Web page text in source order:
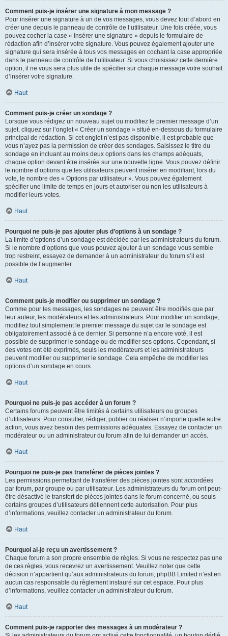
Comment puis-je insérer une signature à mon message ?
Pour insérer une signature à un de vos messages, vous devez tout d’abord en
créer une depuis le panneau de contrôle de l’utilisateur. Une fois créée, vous
pouvez cocher la case « Insérer une signature » depuis le formulaire de
rédaction afin d’insérer votre signature. Vous pouvez également ajouter une
signature qui sera insérée à tous vos messages en cochant la case appropriée
dans le panneau de contrôle de l’utilisateur. Si vous choisissez cette dernière
option, il ne vous sera plus utile de spécifier sur chaque message votre souhait
d’insérer votre signature.
Haut
Comment puis-je créer un sondage ?
Lorsque vous rédigez un nouveau sujet ou modifiez le premier message d’un
sujet, cliquez sur l’onglet « Créer un sondage » situé en-dessous du formulaire
principal de rédaction. Si cet onglet n’est pas disponible, il est probable que
vous n’ayez pas la permission de créer des sondages. Saisissez le titre du
sondage en incluant au moins deux options dans les champs adéquats,
chaque option devant être insérée sur une nouvelle ligne. Vous pouvez définir
le nombre d’options que les utilisateurs peuvent insérer en modifiant, lors du
vote, le nombre des « Options par utilisateur ». Vous pouvez également
spécifier une limite de temps en jours et autoriser ou non les utilisateurs à
modifier leurs votes.
Haut
Pourquoi ne puis-je pas ajouter plus d’options à un sondage ?
La limite d’options d’un sondage est décidée par les administrateurs du forum.
Si le nombre d’options que vous pouvez ajouter à un sondage vous semble
trop restreint, essayez de demander à un administrateur du forum s’il est
possible de l’augmenter.
Haut
Comment puis-je modifier ou supprimer un sondage ?
Comme pour les messages, les sondages ne peuvent être modifiés que par
leur auteur, les modérateurs et les administrateurs. Pour modifier un sondage,
modifiez tout simplement le premier message du sujet car le sondage est
obligatoirement associé à ce dernier. Si personne n’a encore voté, il est
possible de supprimer le sondage ou de modifier ses options. Cependant, si
des votes ont été exprimés, seuls les modérateurs et les administrateurs
peuvent modifier ou supprimer le sondage. Cela empêche de modifier les
options d’un sondage en cours.
Haut
Pourquoi ne puis-je pas accéder à un forum ?
Certains forums peuvent être limités à certains utilisateurs ou groupes
d’utilisateurs. Pour consulter, rédiger, publier ou réaliser n’importe quelle autre
action, vous avez besoin des permissions adéquates. Essayez de contacter un
modérateur ou un administrateur du forum afin de lui demander un accès.
Haut
Pourquoi ne puis-je pas transférer de pièces jointes ?
Les permissions permettant de transférer des pièces jointes sont accordées
par forum, par groupe ou par utilisateur. Les administrateurs du forum ont peut-
être désactivé le transfert de pièces jointes dans le forum concerné, ou seuls
certains groupes d’utilisateurs détiennent cette autorisation. Pour plus
d’informations, veuillez contacter un administrateur du forum.
Haut
Pourquoi ai-je reçu un avertissement ?
Chaque forum a son propre ensemble de règles. Si vous ne respectez pas une
de ces règles, vous recevrez un avertissement. Veuillez noter que cette
décision n’appartient qu’aux administrateurs du forum, phpBB Limited n’est en
aucun cas responsable du règlement instauré sur cet espace. Pour plus
d’informations, veuillez contacter un administrateur du forum.
Haut
Comment puis-je rapporter des messages à un modérateur ?